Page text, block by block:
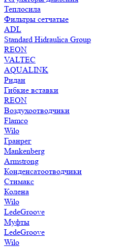
Теплосила
Фильтры сетчатые
ADL
Standard Hidraulica Group
REON
VALTEC
AQUALINK
Ридан
Гибкие вставки
REON
Воздухоотводчики
Flamco
Wilo
Гранрег
Mankenberg
Armstrong
Конденсатоотводчики
Стимакс
Колена
Wilo
LedeGroove
Муфты
LedeGroove
Wilo